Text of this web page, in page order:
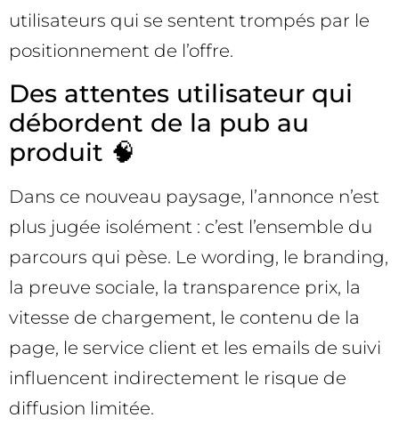
utilisateurs qui se sentent trompés par le
positionnement de l’offre.
Des attentes utilisateur qui
débordent de la pub au
produit 🧠
Dans ce nouveau paysage, l’annonce n’est
plus jugée isolément : c’est l’ensemble du
parcours qui pèse. Le wording, le branding,
la preuve sociale, la transparence prix, la
vitesse de chargement, le contenu de la
page, le service client et les emails de suivi
influencent indirectement le risque de
diffusion limitée.